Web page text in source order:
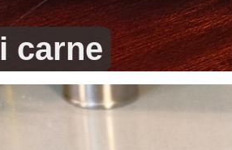
carne